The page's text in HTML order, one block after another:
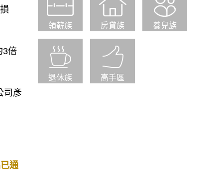
3倍
司彥
通
領薪族 房貸族 養兒族
退休族 高手區